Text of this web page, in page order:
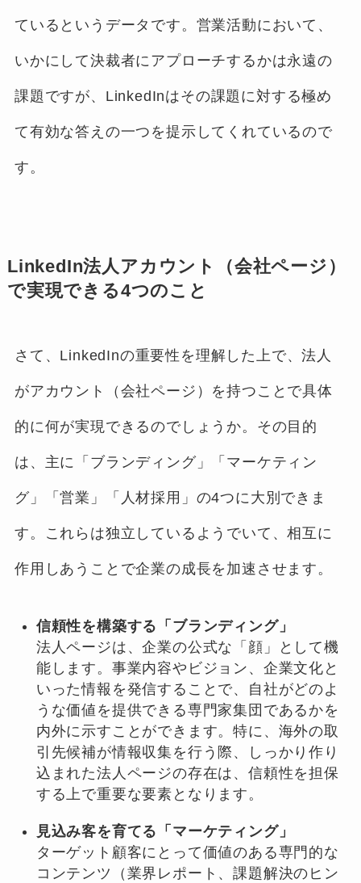
ているというデータです。営業活動において、
いかにして決裁者にアプローチするかは永遠の
課題ですが、LinkedInはその課題に対する極め
て有効な答えの一つを提示してくれているので
す。
LinkedIn法人アカウント（会社ページ）
で実現できる4つのこと
さて、LinkedInの重要性を理解した上で、法人
がアカウント（会社ページ）を持つことで具体
的に何が実現できるのでしょうか。その目的
は、主に「ブランディング」「マーケティン
グ」「営業」「人材採用」の4つに大別できま
す。これらは独立しているようでいて、相互に
作用しあうことで企業の成長を加速させます。
信頼性を構築する「ブランディング」
法人ページは、企業の公式な「顔」として機
能します。事業内容やビジョン、企業文化と
いった情報を発信することで、自社がどのよ
うな価値を提供できる専門家集団であるかを
内外に示すことができます。特に、海外の取
引先候補が情報収集を行う際、しっかり作り
込まれた法人ページの存在は、信頼性を担保
する上で重要な要素となります。
見込み客を育てる「マーケティング」
ターゲット顧客にとって価値のある専門的な
コンテンツ（業界レポート、課題解決のヒン